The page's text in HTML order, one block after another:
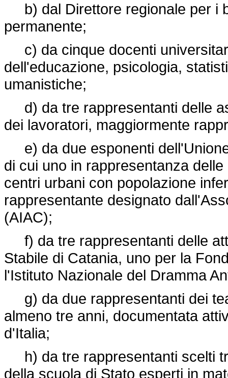
b) dal Direttore regionale per i
permanente;
c) da cinque docenti
dell'educazione, psicologia,
umanistiche;
d) da tre rappresentanti delle
dei lavoratori, maggiormente
e) da due esponenti
di cui uno in rappresentanza
centri urbani con popolazione
rappresentante designato
(AIAC);
f) da tre rappresentanti delle
Stabile di Catania, uno per la
l'Istituto Nazionale del Dramma
g) da due rappresentanti dei
almeno tre anni, documentata
d'Italia;
h) da tre rappresentanti scelti
della scuola di Stato esperti in